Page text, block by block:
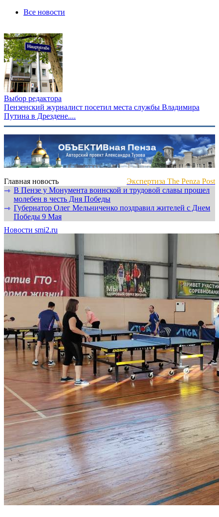
Все новости
Выбор редактора
Пензенский журналист посетил места службы Владимира
Путина в Дрездене....
Главная новость
Экспертиза The Penza Post
⇾ В Пензе у Монумента воинской и трудовой славы прошел
молебен в честь Дня Победы
⇾ Губернатор Олег Мельниченко поздравил жителей с Днем
Победы 9 Мая
Новости smi2.ru